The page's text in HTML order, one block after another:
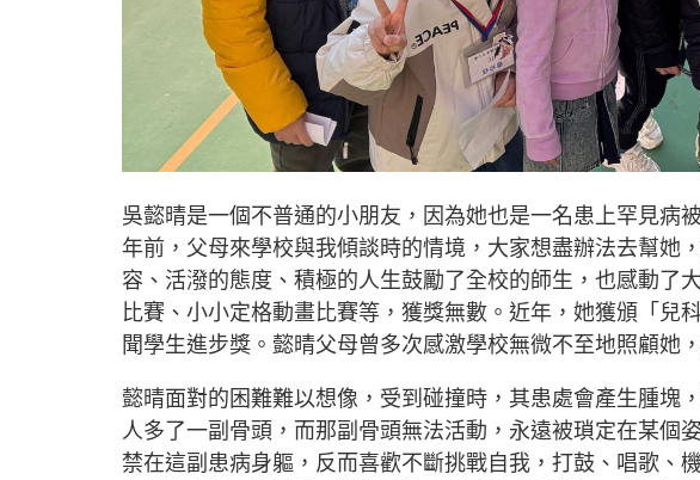
吳懿晴是一個不普通的小朋友，因為她也是一名患上罕見病
年前，父母來學校與我傾談時的情境，大家想盡辦法去幫她
容、活潑的態度、積極的人生鼓勵了全校的師生，也感動了
比賽、小小定格動畫比賽等，獲獎無數。近年，她獲頒「兒
聞學生進步獎。懿晴父母曾多次感激學校無微不至地照顧她
懿晴面對的困難難以想像，受到碰撞時，其患處會產生腫塊
人多了一副骨頭，而那副骨頭無法活動，永遠被瑣定在某個
禁在這副患病身軀，反而喜歡不斷挑戰自我，打鼓、唱歌、